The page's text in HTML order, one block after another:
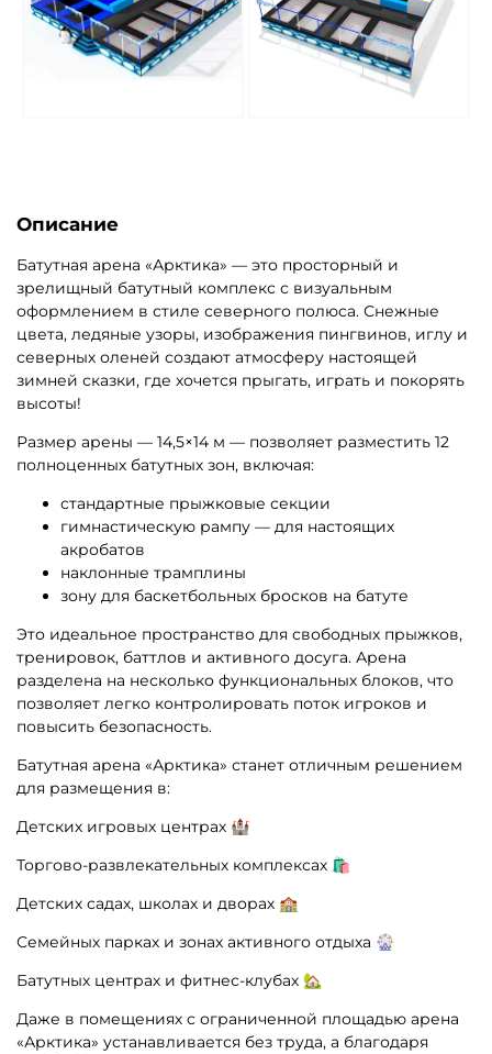
Описание
Батутная арена «Арктика» — это просторный и
зрелищный батутный комплекс с визуальным
оформлением в стиле северного полюса. Снежные
цвета, ледяные узоры, изображения пингвинов, иглу и
северных оленей создают атмосферу настоящей
зимней сказки, где хочется прыгать, играть и покорять
высоты!
Размер арены — 14,5×14 м — позволяет разместить 12
полноценных батутных зон, включая:
стандартные прыжковые секции
гимнастическую рампу — для настоящих
акробатов
наклонные трамплины
зону для баскетбольных бросков на батуте
Это идеальное пространство для свободных прыжков,
тренировок, баттлов и активного досуга. Арена
разделена на несколько функциональных блоков, что
позволяет легко контролировать поток игроков и
повысить безопасность.
Батутная арена «Арктика» станет отличным решением
для размещения в:
Детских игровых центрах 🏰
Торгово-развлекательных комплексах 🛍
Детских садах, школах и дворах 🏫
Семейных парках и зонах активного отдыха 🎡
Батутных центрах и фитнес-клубах 🏡
Даже в помещениях с ограниченной площадью арена
«Арктика» устанавливается без труда, а благодаря